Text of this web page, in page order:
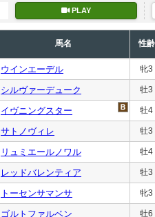
PLAY
馬名 性齢
ウインエーデル 牝3
シルヴァーデューク 牡3
イヴニングスター 牡4
サトノヴィレ 牡3
リュミエールノワル 牡4
レッドバレンティア 牡3
トーセンサマンサ 牝3
ゴルトファルベン 牡6